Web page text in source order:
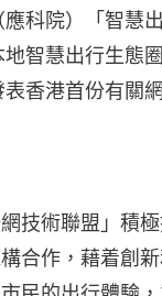
科院）「智慧
智慧出行生態
香港首份有關
網技術聯盟」積
合作，藉着創